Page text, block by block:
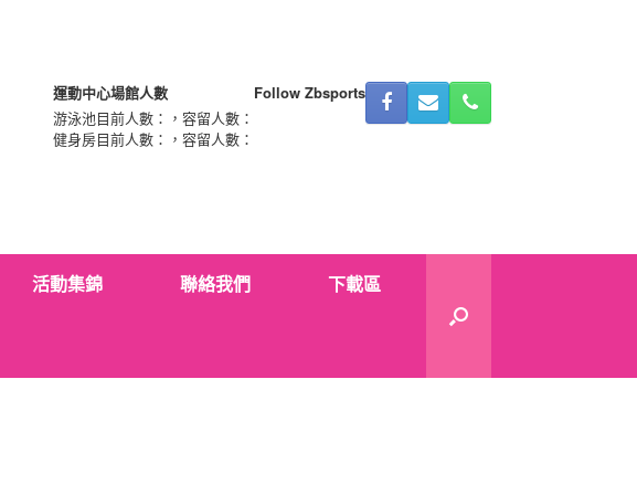
運動中心場館人數
游泳池目前人數：
，容留人數：
健身房目前人數：
，容留人數：
Follow Zbsports
活動集錦 聯絡我們 下載區